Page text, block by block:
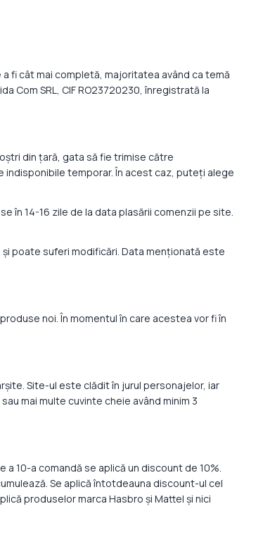
fi cât mai completă, majoritatea având ca temă
Com SRL, CIF RO23720230, înregistrată la
din țară, gata să fie trimise către
indisponibile temporar. În acest caz, puteți alege
în 14-16 zile de la data plasării comenzii pe site.
poate suferi modificări. Data menționată este
noi. În momentul în care acestea vor fi în
Site-ul este clădit în jurul personajelor, iar
mai multe cuvinte cheie având minim 3
10-a comandă se aplică un discount de 10%.
Se aplică întotdeauna discount-ul cel
produselor marca Hasbro și Mattel și nici